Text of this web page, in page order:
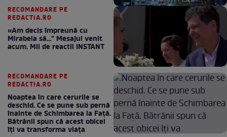
RECOMANDARE PE
REDACTIA.RO
«Am decis împreună cu
Mirabela să..." Mesajul venit
acum. Mii de reactii INSTANT
RECOMANDARE PE
REDACTIA.RO
Noaptea în care cerurile se
deschid. Ce se pune sub pernă
înainte de Schimbarea la Față.
Bătrânii spun că acest obicei
îți va transforma viața